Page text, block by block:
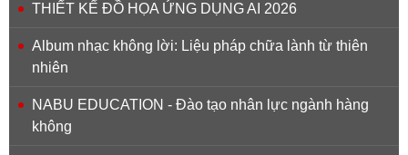
THIẾT KẾ ĐỒ HỌA ỨNG DỤNG AI 2026
Album nhạc không lời: Liệu pháp chữa lành từ thiên
nhiên
NABU EDUCATION - Đào tạo nhân lực ngành hàng
không